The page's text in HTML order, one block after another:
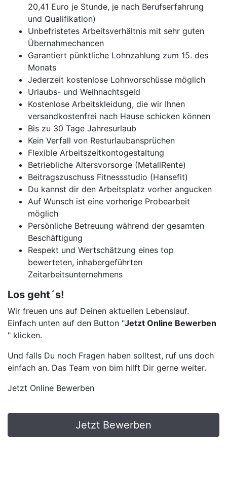
20,41 Euro je Stunde, je nach Berufserfahrung
und Qualifikation)
Unbefristetes Arbeitsverhältnis mit sehr guten
Übernahmechancen
Garantiert pünktliche Lohnzahlung zum 15. des
Monats
Jederzeit kostenlose Lohnvorschüsse möglich
Urlaubs- und Weihnachtsgeld
Kostenlose Arbeitskleidung, die wir Ihnen
versandkostenfrei nach Hause schicken können
Bis zu 30 Tage Jahresurlaub
Kein Verfall von Resturlaubansprüchen
Flexible Arbeitszeitkontogestaltung
Betriebliche Altersvorsorge (MetallRente)
Beitragszuschuss Fitnessstudio (Hansefit)
Du kannst dir den Arbeitsplatz vorher angucken
Auf Wunsch ist eine vorherige Probearbeit
möglich
Persönliche Betreuung während der gesamten
Beschäftigung
Respekt und Wertschätzung eines top
bewerteten, inhabergeführten
Zeitarbeitsunternehmens
Los geht´s!
Wir freuen uns auf Deinen aktuellen Lebenslauf.
Einfach unten auf den Button "Jetzt Online Bewerben
" klicken.
Und falls Du noch Fragen haben solltest, ruf uns doch
einfach an. Das Team von bim hilft Dir gerne weiter.
Jetzt Online Bewerben
Jetzt Bewerben